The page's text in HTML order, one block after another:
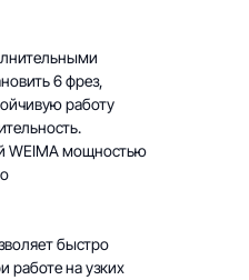
6 фрез,
работу
WEIMA мощностью
быстро
работе на узких